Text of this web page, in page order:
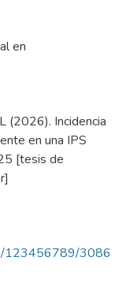
en
(2026). Incidencia
en una IPS
[tesis de
123456789/3086